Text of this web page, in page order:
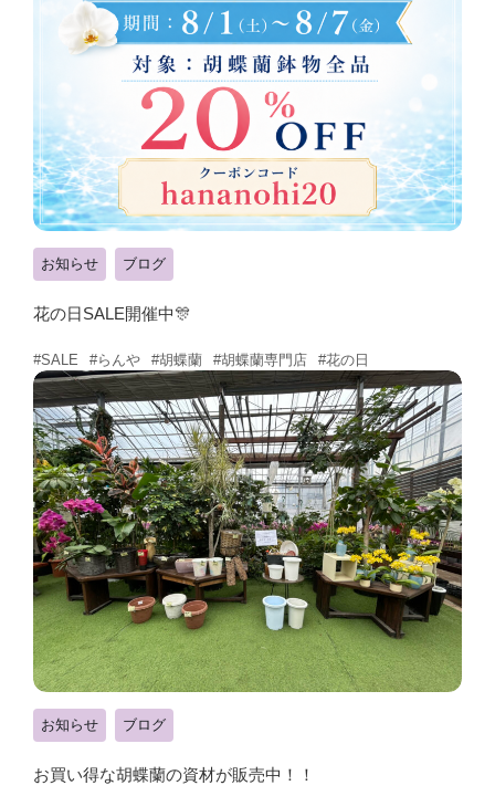
お知らせ ブログ
花の日SALE開催中🎊
#SALE #らんや #胡蝶蘭 #胡蝶蘭専門店 #花の日
お知らせ ブログ
お買い得な胡蝶蘭の資材が販売中！！